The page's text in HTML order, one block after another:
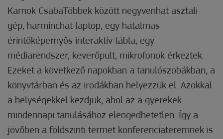
Karnok CsabaTöbbek között negyvenhat asztali
gép, harminchat laptop, egy hatalmas
érintőképernyős interaktív tábla, egy
médiarendszer, keverőpult, mikrofonok érkeztek.
Ezeket a következő napokban a tanulószobákban, a
könyvtárban és az irodákban helyezzük el. Azokkal
a helységekkel kezdjük, ahol az a gyerekek
mindennapi tanulásához elengedhetetlen. Így a
jövőben a földszinti termet konferenciateremnek is